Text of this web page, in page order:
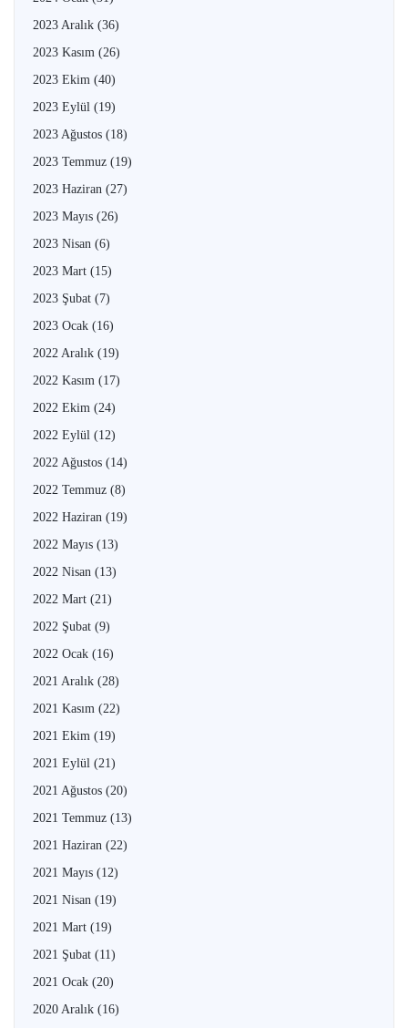
2023 Aralık (36)
2023 Kasım (26)
2023 Ekim (40)
2023 Eylül (19)
2023 Ağustos (18)
2023 Temmuz (19)
2023 Haziran (27)
2023 Mayıs (26)
2023 Nisan (6)
2023 Mart (15)
2023 Şubat (7)
2023 Ocak (16)
2022 Aralık (19)
2022 Kasım (17)
2022 Ekim (24)
2022 Eylül (12)
2022 Ağustos (14)
2022 Temmuz (8)
2022 Haziran (19)
2022 Mayıs (13)
2022 Nisan (13)
2022 Mart (21)
2022 Şubat (9)
2022 Ocak (16)
2021 Aralık (28)
2021 Kasım (22)
2021 Ekim (19)
2021 Eylül (21)
2021 Ağustos (20)
2021 Temmuz (13)
2021 Haziran (22)
2021 Mayıs (12)
2021 Nisan (19)
2021 Mart (19)
2021 Şubat (11)
2021 Ocak (20)
2020 Aralık (16)